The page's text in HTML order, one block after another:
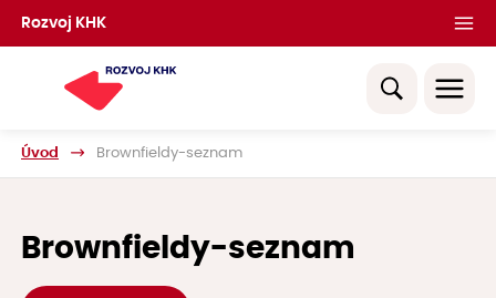
Rozvoj KHK
Úvod Brownfieldy-seznam
Brownfieldy-seznam